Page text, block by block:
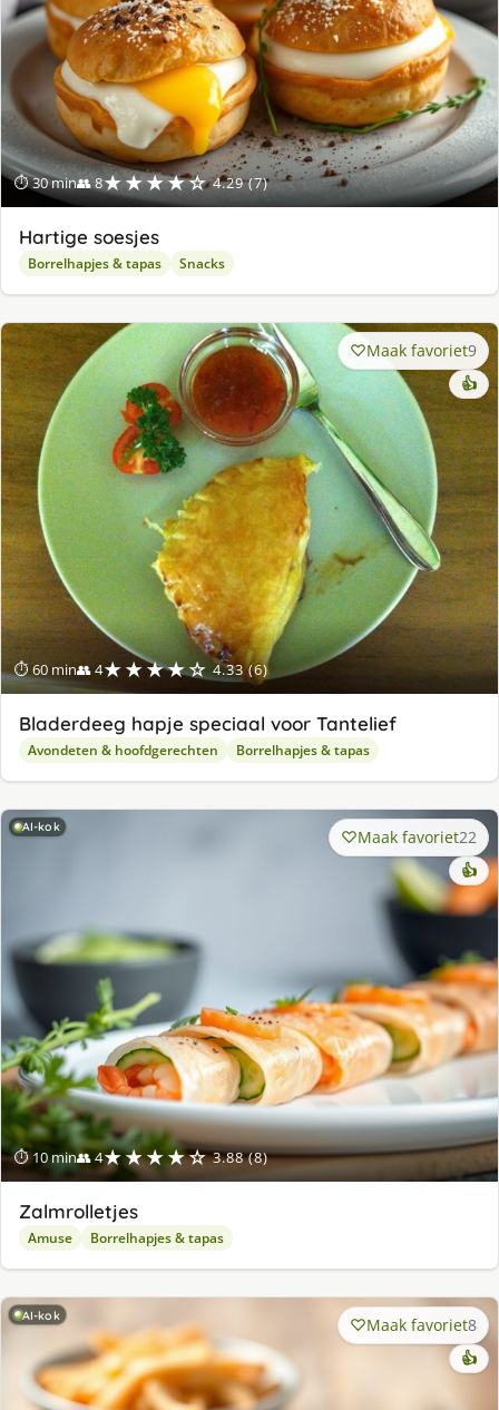
⏱ 30 min👥 8★★★★☆ 4.29 (7)
Hartige soesjes
Borrelhapjes & tapas Snacks
⏱ 60 min👥 4★★★★☆ 4.33 (6)
Maak favoriet9
👍
Bladerdeeg hapje speciaal voor Tantelief
Avondeten & hoofdgerechten Borrelhapjes & tapas
AI-kok
⏱ 10 min👥 4★★★★☆ 3.88 (8)
Maak favoriet22
👍
Zalmrolletjes
Amuse Borrelhapjes & tapas
AI-kok Maak favoriet8
👍